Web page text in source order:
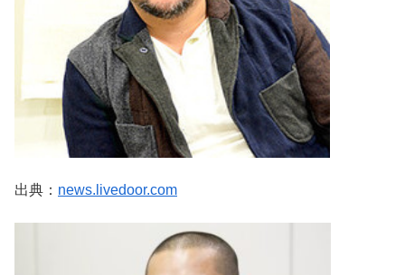
出典： news.livedoor.com